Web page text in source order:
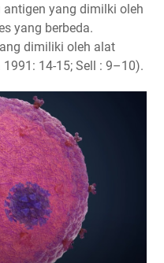
yang dimilki oleh
yang berbeda.
dimiliki oleh alat
14-15; Sell : 9–10).